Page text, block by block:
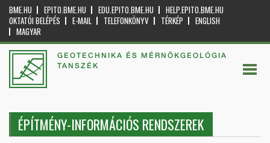
BME.HU EPITO.BME.HU EDU.EPITO.BME.HU
HELP.EPITO.BME.HU
OKTATÓI BELÉPÉS
E-MAIL TELEFONKÖNYV TÉRKÉP
ENGLISH
MAGYAR
GEOTECHNIKA ÉS MÉRNÖKGEOLÓGIA
TANSZÉK
ÉPÍTMÉNY-INFORMÁCIÓS RENDSZEREK